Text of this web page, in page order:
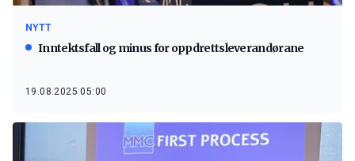
NYTT
Inntektsfall og minus for oppdrettsleverandørane
19.08.2025 05:00